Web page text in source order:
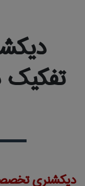
تفکیک
دیکشنری